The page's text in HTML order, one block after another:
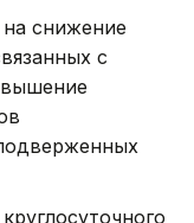
снижение
с